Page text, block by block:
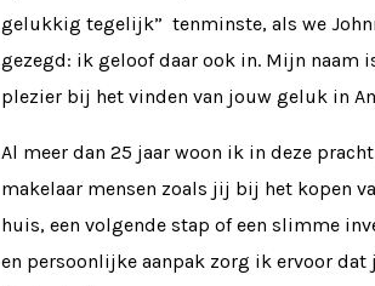
gelukkig tegelijk” tenminste, als we
gezegd: ik geloof daar ook in. Mijn naam
plezier bij het vinden van jouw geluk in
Al meer dan 25 jaar woon ik in deze
makelaar mensen zoals jij bij het kopen
huis, een volgende stap of een slimme
en persoonlijke aanpak zorg ik ervoor